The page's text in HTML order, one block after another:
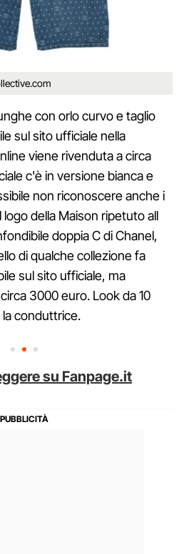
con orlo curvo e taglio
sul sito ufficiale nella
viene rivenduta a circa
c'è in versione bianca e
non riconoscere anche i
della Maison ripetuto all
doppia C di Chanel,
di qualche collezione fa
sul sito ufficiale, ma
3000 euro. Look da 10
conduttrice.
su Fanpage.it